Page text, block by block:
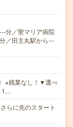
分／聖マリア病院
／田主丸駅から---
※残業なし！▼選べ
1…
に先のスタート